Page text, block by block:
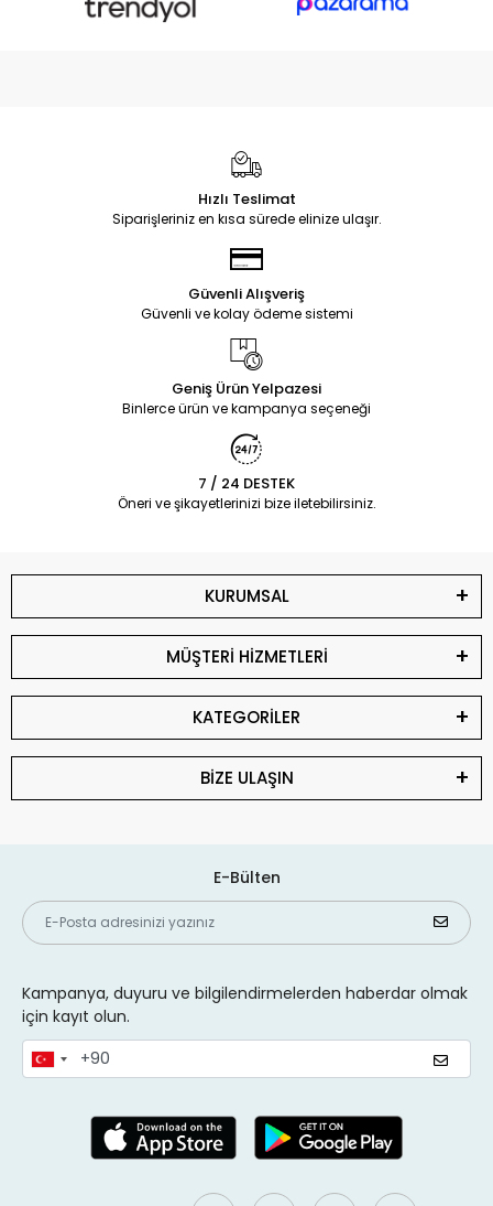
Hızlı Teslimat
Siparişleriniz en kısa sürede elinize ulaşır.
Güvenli Alışveriş
Güvenli ve kolay ödeme sistemi
Geniş Ürün Yelpazesi
Binlerce ürün ve kampanya seçeneği
7 / 24 DESTEK
Öneri ve şikayetlerinizi bize iletebilirsiniz.
KURUMSAL
MÜŞTERİ HİZMETLERİ
KATEGORİLER
BİZE ULAŞIN
E-Bülten
Kampanya, duyuru ve bilgilendirmelerden haberdar olmak
için kayıt olun.